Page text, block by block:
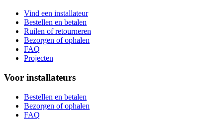
Vind een installateur
Bestellen en betalen
Ruilen of retourneren
Bezorgen of ophalen
FAQ
Projecten
Voor installateurs
Bestellen en betalen
Bezorgen of ophalen
FAQ